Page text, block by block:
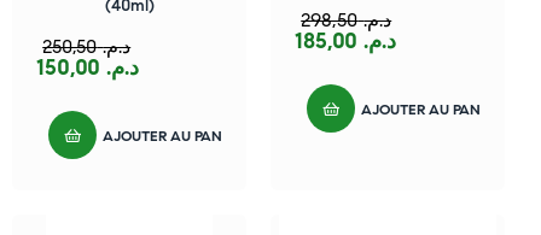
(40ml)
د.م.250,50
د.م.
AJOUTER AU PANIER
د.م.298,50
د.م.
AJOUTER AU PANIER